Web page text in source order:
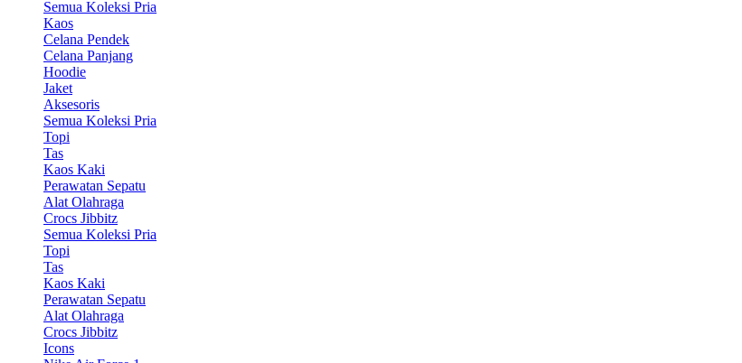
Semua Koleksi Pria
Kaos
Celana Pendek
Celana Panjang
Hoodie
Jaket
Aksesoris
Semua Koleksi Pria
Topi
Tas
Kaos Kaki
Perawatan Sepatu
Alat Olahraga
Crocs Jibbitz
Semua Koleksi Pria
Topi
Tas
Kaos Kaki
Perawatan Sepatu
Alat Olahraga
Crocs Jibbitz
Icons